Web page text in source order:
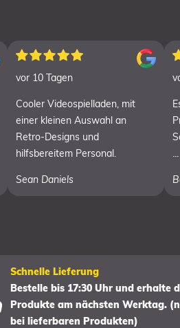
vor 10 Tagen
Cooler Videospielladen, mit
einer kleinen Auswahl an
Retro-Designs und
hilfsbereitem Personal.
Sean Daniels
...
Schnelle Lieferung
Bestelle bis 17:30 Uhr und erhalte
Produkte am nächsten Werktag.
bei lieferbaren Produkten)